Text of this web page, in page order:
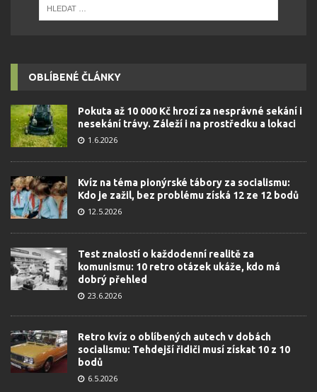
OBLÍBENÉ ČLÁNKY
Pokuta až 10 000 Kč hrozí za nesprávné sekání i
nesekání trávy. Záleží i na prostředku a lokaci
1.6.2026
Kvíz na téma pionýrské tábory za socialismu:
Kdo je zažil, bez problému získá 12 ze 12 bodů
12.5.2026
Test znalostí o každodenní realitě za
komunismu: 10 retro otázek ukáže, kdo má
dobrý přehled
23.6.2026
Retro kvíz o oblíbených autech v dobách
socialismu: Tehdejší řidiči musí získat 10 z 10
bodů
6.5.2026